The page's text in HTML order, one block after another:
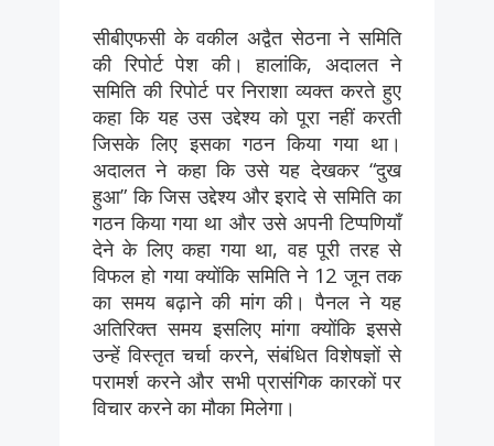
सीबीएफसी के वकील अद्वैत सेठना ने समिति
की रिपोर्ट पेश की। हालांकि, अदालत ने
समिति की रिपोर्ट पर निराशा व्यक्त करते हुए
कहा कि यह उस उद्देश्य को पूरा नहीं करती
जिसके लिए इसका गठन किया गया था।
अदालत ने कहा कि उसे यह देखकर “दुख
हुआ” कि जिस उद्देश्य और इरादे से समिति का
गठन किया गया था और उसे अपनी टिप्पणियाँ
देने के लिए कहा गया था, वह पूरी तरह से
विफल हो गया क्योंकि समिति ने 12 जून तक
का समय बढ़ाने की मांग की। पैनल ने यह
अतिरिक्त समय इसलिए मांगा क्योंकि इससे
उन्हें विस्तृत चर्चा करने, संबंधित विशेषज्ञों से
परामर्श करने और सभी प्रासंगिक कारकों पर
विचार करने का मौका मिलेगा।